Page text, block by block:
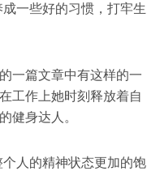
一些好的习惯，打牢生
一篇文章中有这样的一
工作上她时刻释放着自
健身达人。
人的精神状态更加的饱